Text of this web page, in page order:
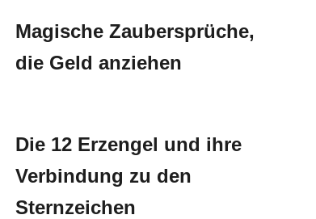
Magische Zaubersprüche,
die Geld anziehen
Die 12 Erzengel und ihre
Verbindung zu den
Sternzeichen